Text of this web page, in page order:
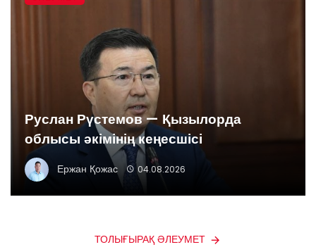
Руслан Рүстемов — Қызылорда
облысы әкімінің кеңесшісі
Ержан Қожас 04.08.2026
ТОЛЫҒЫРАҚ ӘЛЕУМЕТ